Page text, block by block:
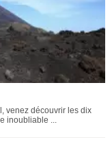
venez découvrir les dix
inoubliable ...